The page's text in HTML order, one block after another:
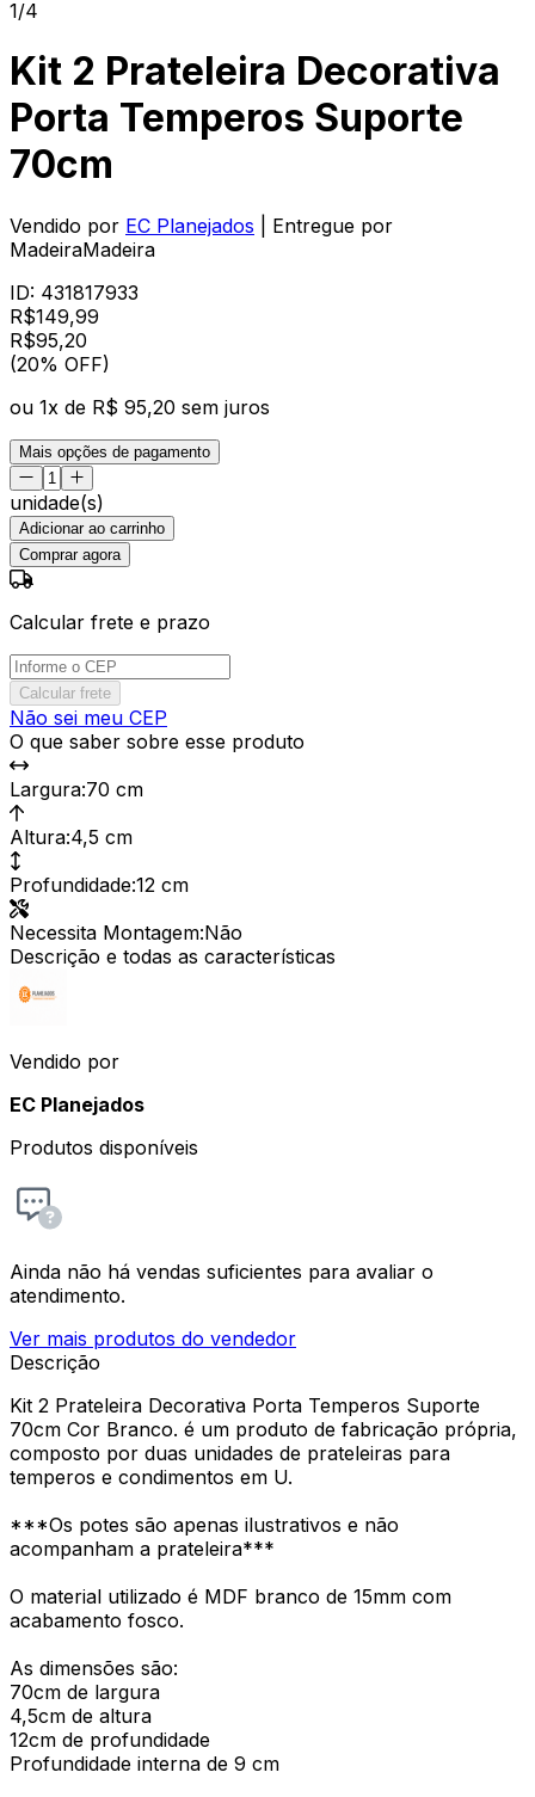
1/4
Kit 2 Prateleira Decorativa
Porta Temperos Suporte
70cm
Vendido por EC Planejados
| Entregue por
MadeiraMadeira
ID: 431817933
R$149,99
R$95,20
(20% OFF)
ou 1x de R$ 95,20 sem juros
Mais opções de pagamento
unidade(s)
Adicionar ao carrinho
Comprar agora
Calcular frete e prazo
Calcular frete
Não sei meu CEP
O que saber sobre esse produto
Largura:70 cm
Altura:4,5 cm
Profundidade:12 cm
Necessita Montagem:Não
Descrição e todas as características
Vendido por
EC Planejados
Produtos disponíveis
Ainda não há vendas suficientes para avaliar o
atendimento.
Ver mais produtos do vendedor
Descrição
Kit 2 Prateleira Decorativa Porta Temperos Suporte
70cm Cor Branco. é um produto de fabricação própria,
composto por duas unidades de prateleiras para
temperos e condimentos em U.
***Os potes são apenas ilustrativos e não
acompanham a prateleira***
O material utilizado é MDF branco de 15mm com
acabamento fosco.
As dimensões são:
70cm de largura
4,5cm de altura
12cm de profundidade
Profundidade interna de 9 cm